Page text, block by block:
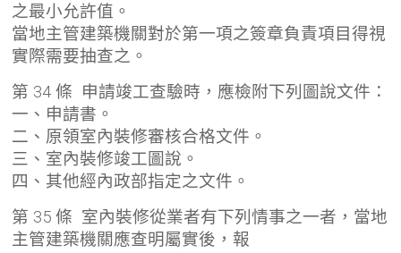
之最小允許值。
當地主管建築機關對於第一項之簽章負責項目得視
實際需要抽查之。
第 34 條 申請竣工查驗時，應檢附下列圖說文件：
一、申請書。
二、原領室內裝修審核合格文件。
三、室內裝修竣工圖說。
四、其他經內政部指定之文件。
第 35 條 室內裝修從業者有下列情事之一者，當地
主管建築機關應查明屬實後，報